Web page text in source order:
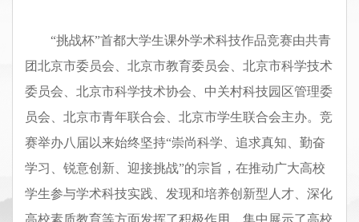
“挑战杯”首都大学生课外学术科技作品竞赛由共青
团北京市委员会、北京市教育委员会、北京市科学技术
委员会、北京市科学技术协会、中关村科技园区管理委
员会、北京市青年联合会、北京市学生联合会主办。竞
赛举办八届以来始终坚持“崇尚科学、追求真知、勤奋
学习、锐意创新、迎接挑战”的宗旨，在推动广大高校
学生参与学术科技实践、发现和培养创新型人才、深化
高校素质教育等方面发挥了积极作用，集中展示了高校